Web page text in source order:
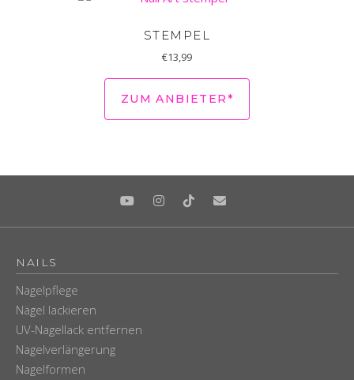
STEMPEL
€13,99
ZUM ANBIETER*
NAILS
Nagelpflege
Nägel lackieren
UV-Nagellack entfernen
Nagelverlängerung
Nagelformen